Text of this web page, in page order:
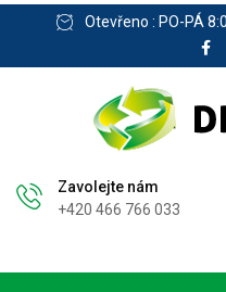
Otevřeno : PO-PÁ
Zavolejte nám
+420 466 766 033